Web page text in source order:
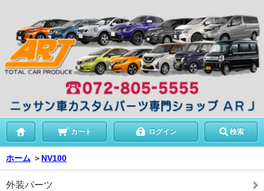
カート ログイン 検索
ホーム ＞ NV100
外装パーツ